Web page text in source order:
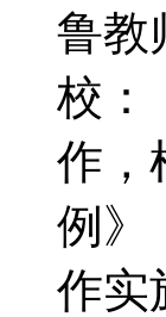
鲁教
校
作，
例》
作实